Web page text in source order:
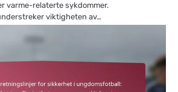
varme-relaterte sykdommer.
viktigheten av…